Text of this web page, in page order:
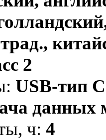
2
USB-тип C
ч: 4